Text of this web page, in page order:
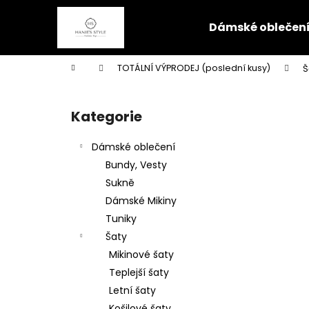
Dámské oblečení
Domů TOTÁLNÍ VÝPRODEJ (poslední kusy)
Přeskočit
kategorie
Kategorie
Dámské oblečení
Bundy, Vesty
Sukně
Dámské Mikiny
Tuniky
Šaty
Mikinové šaty
Teplejší šaty
Letní šaty
í
do
do